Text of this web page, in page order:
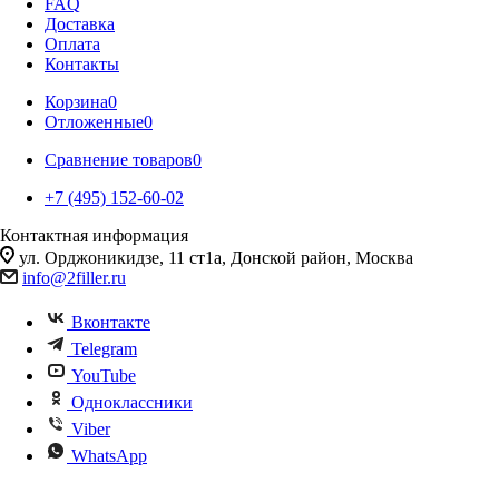
FAQ
Доставка
Оплата
Контакты
Корзина0
Отложенные0
Сравнение товаров0
+7 (495) 152-60-02
Контактная информация
ул. Орджоникидзе, 11 ст1а, Донской район, Москва
info@2filler.ru
Вконтакте
Telegram
YouTube
Одноклассники
Viber
WhatsApp